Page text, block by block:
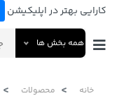
کارایی بهتر در اپلیکیشن
همه بخش ها
خانه محصولات